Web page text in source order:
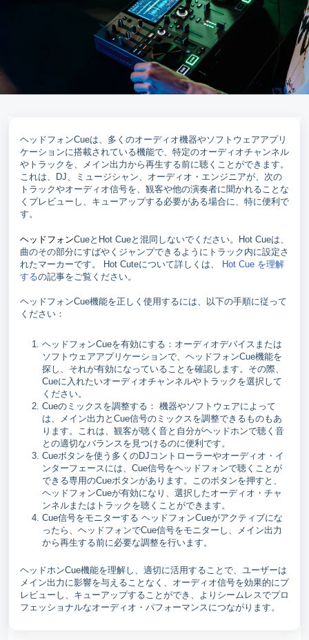
ヘッドフォンCueは、多くのオーディオ機器やソフトウェアアプリ
ケーションに搭載されている機能で、特定のオーディオチャンネル
やトラックを、メイン出力から再生する前に聴くことができます。
これは、DJ、ミュージシャン、オーディオ・エンジニアが、次の
トラックやオーディオ信号を、観客や他の演奏者に聞かれることな
くプレビューし、キューアップする必要がある場合に、特に便利で
す。
ヘッドフォンCueとHot Cueと混同しないでください。Hot Cueは、
曲のその部分にすばやくジャンプできるようにトラック内に設定さ
れたマーカーです。 Hot Cuteについて詳しくは、
Hot Cue を理解
するの記事をご覧ください。
ヘッドフォンCue機能を正しく使用するには、以下の手順に従って
ください：
ヘッドフォンCueを有効にする：オーディオデバイスまたは
ソフトウェアアプリケーションで、ヘッドフォンCue機能を
探し、それが有効になっていることを確認します。その際、
Cueに入れたいオーディオチャンネルやトラックを選択して
ください。
Cueのミックスを調整する： 機器やソフトウェアによって
は、メイン出力とCue信号のミックスを調整できるものもあ
ります。これは、観客が聴く音と自分がヘッドホンで聴く音
との適切なバランスを見つけるのに便利です。
Cueボタンを使う多くのDJコントローラーやオーディオ・イ
ンターフェースには、Cue信号をヘッドフォンで聴くことが
できる専用のCueボタンがあります。このボタンを押すと、
ヘッドフォンCueが有効になり、選択したオーディオ・チャ
ンネルまたはトラックを聴くことができます。
Cue信号をモニターする ヘッドフォンCueがアクティブにな
ったら、ヘッドフォンでCue信号をモニターし、メイン出力
から再生する前に必要な調整を行います。
ヘッドホンCue機能を理解し、適切に活用することで、ユーザーは
メイン出力に影響を与えることなく、オーディオ信号を効果的にプ
レビューし、キューアップすることができ、よりシームレスでプロ
フェッショナルなオーディオ・パフォーマンスにつながります。